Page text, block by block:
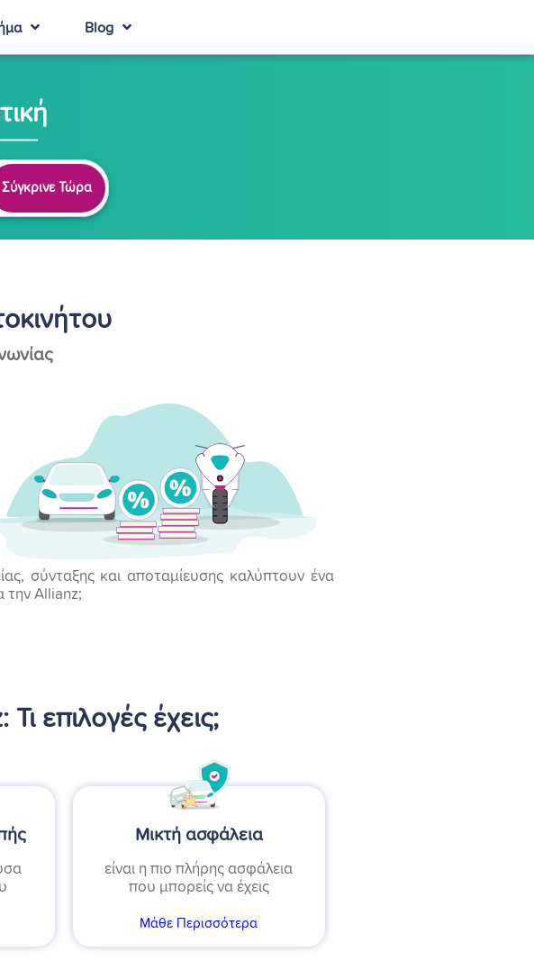
Blog
Σύγκρινε Τώρα
σύνταξης και αποταμίευσης καλύπτουν ένα
την Allianz;
επιλογές έχεις;
Μικτή ασφάλεια
είναι η πιο πλήρης ασφάλεια
που μπορείς να έχεις
Μάθε Περισσότερα